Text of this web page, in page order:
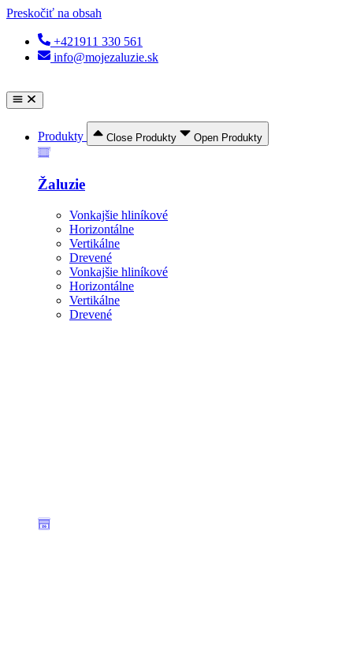
Preskočiť na obsah
+421911 330 561
info@mojezaluzie.sk
Produkty Close Produkty Open Produkty
Žaluzie
Vonkajšie hliníkové
Horizontálne
Vertikálne
Drevené
Vonkajšie hliníkové
Horizontálne
Vertikálne
Drevené